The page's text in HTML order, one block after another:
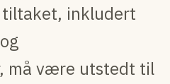
inkludert
må være utstedt til